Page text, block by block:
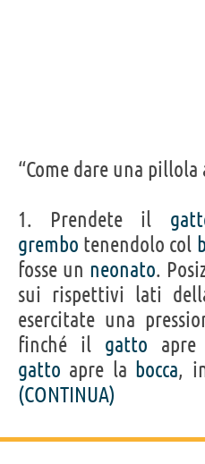
“Come dare una pillola
1. Prendete il
grembo tenendolo col
fosse un neonato.
sui rispettivi lati
esercitate una
finché il gatto
gatto apre la bocca,
(CONTINUA)